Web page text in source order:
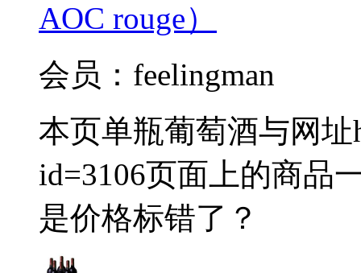
AOC rouge）
会员：feelingman
本页单瓶葡萄酒与网址
id=3106页面上的商品
是价格标错了？